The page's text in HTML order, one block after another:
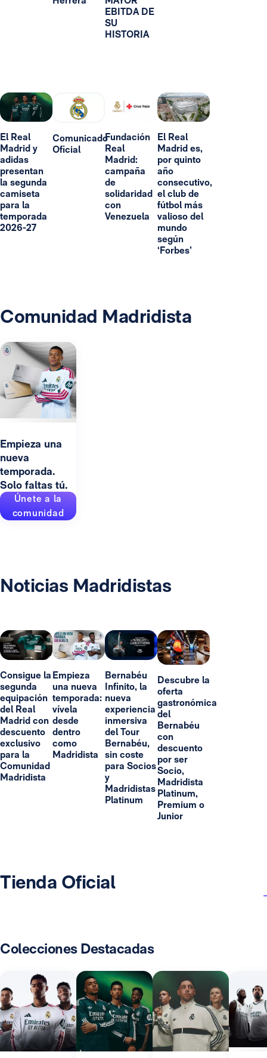
EBITDA DE
SU
HISTORIA
El Real
Madrid y
adidas
presentan
la segunda
camiseta
para la
temporada
2026-27
Comunicado
Oficial
Fundación
Real
Madrid:
campaña
de
solidaridad
con
Venezuela
El Real
Madrid es,
por quinto
año
consecutivo,
el club de
fútbol más
valioso del
mundo
según
‘Forbes’
Comunidad Madridista
Empieza una
nueva
temporada.
Solo faltas tú.
Únete a la
comunidad
Noticias Madridistas
Consigue la
segunda
equipación
del Real
Madrid con
descuento
exclusivo
para la
Comunidad
Madridista
Empieza
una nueva
temporada:
vívela
desde
dentro
como
Madridista
Bernabéu
Infinito, la
nueva
experiencia
inmersiva
del Tour
Bernabéu,
sin coste
para Socios
y
Madridistas
Platinum
Descubre la
oferta
gastronómica
del
Bernabéu
con
descuento
por ser
Socio,
Madridista
Platinum,
Premium o
Junior
Tienda Oficial
Colecciones Destacadas